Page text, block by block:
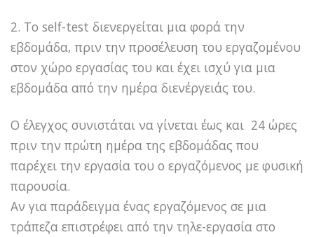
2. Το self-test διενεργείται μια φορά την
εβδομάδα, πριν την προσέλευση του εργαζομένου
στον χώρο εργασίας του και έχει ισχύ για μια
εβδομάδα από την ημέρα διενέργειάς του.
Ο έλεγχος συνιστάται να γίνεται έως και 24 ώρες
πριν την πρώτη ημέρα της εβδομάδας που
παρέχει την εργασία του ο εργαζόμενος με φυσική
παρουσία.
Αν για παράδειγμα ένας εργαζόμενος σε μια
τράπεζα επιστρέφει από την τηλε-εργασία στο